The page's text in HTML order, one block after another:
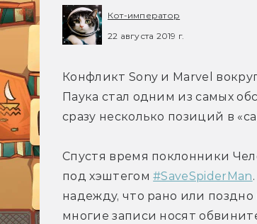
Кот-император
22 августа 2019 г.
Конфликт Sony и Marvel
Паука стал одним из самых
сразу несколько позиций в
Спустя время поклонники
под хэштегом #SaveSpiderMan
надежду, что рано или
многие записи носят